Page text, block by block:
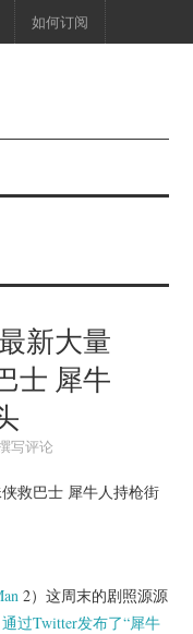
如何订阅
新大量
士 犀牛
写评论
2）这周末的剧照源源
过Twitter发布了“犀牛